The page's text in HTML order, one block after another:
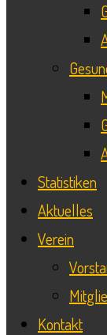
Statistiken
Aktuelles
Verein
Kontakt